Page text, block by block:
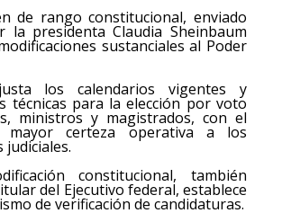
de rango constitucional, enviado
la presidenta Claudia Sheinbaum
sustanciales al Poder
los calendarios vigentes y
técnicas para la elección por voto
ministros y magistrados, con el
certeza operativa a los
judiciales.
constitucional, también
del Ejecutivo federal, establece
de verificación de candidaturas.